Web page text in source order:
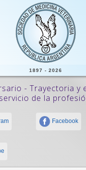
1897 - 2026
- Trayectoria y
servicio de la
Facebook